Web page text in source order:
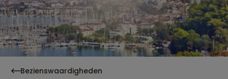
Bezienswaardigheden